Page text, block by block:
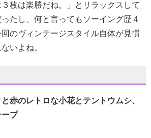
枚は楽勝だね。」とリラックスして
たし、何と言ってもソーイング歴４
のヴィンテージスタイル自体が見慣
いよね。
赤のレトロな小花とテントウムシ、
ープ